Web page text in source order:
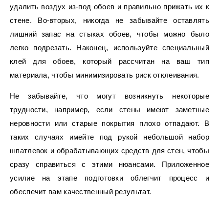
удалить воздух из-под обоев и правильно прижать их к
стене. Во-вторых, никогда не забывайте оставлять
лишний запас на стыках обоев, чтобы можно было
легко подрезать. Наконец, используйте специальный
клей для обоев, который рассчитан на ваш тип
материала, чтобы минимизировать риск отклеивания.
Не забывайте, что могут возникнуть некоторые
трудности, например, если стены имеют заметные
неровности или старые покрытия плохо отпадают. В
таких случаях имейте под рукой небольшой набор
шпатлевок и обрабатывающих средств для стен, чтобы
сразу справиться с этими нюансами. Приложенное
усилие на этапе подготовки облегчит процесс и
обеспечит вам качественный результат.